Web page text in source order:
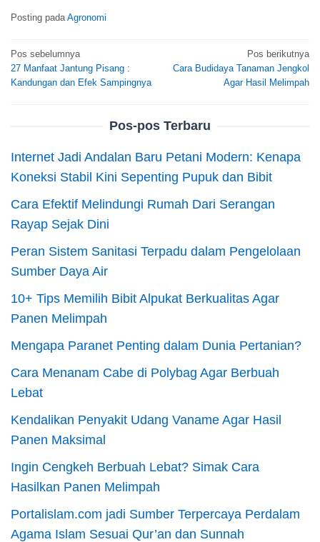
Posting padaAgronomi
Navigasi
pos
Pos sebelumnya
27 Manfaat Jantung Pisang :
Kandungan dan Efek Sampingnya
Pos berikutnya
Cara Budidaya Tanaman Jengkol
Agar Hasil Melimpah
Pos-pos Terbaru
Internet Jadi Andalan Baru Petani Modern: Kenapa
Koneksi Stabil Kini Sepenting Pupuk dan Bibit
Cara Efektif Melindungi Rumah Dari Serangan
Rayap Sejak Dini
Peran Sistem Sanitasi Terpadu dalam Pengelolaan
Sumber Daya Air
10+ Tips Memilih Bibit Alpukat Berkualitas Agar
Panen Melimpah
Mengapa Paranet Penting dalam Dunia Pertanian?
Cara Menanam Cabe di Polybag Agar Berbuah
Lebat
Kendalikan Penyakit Udang Vaname Agar Hasil
Panen Maksimal
Ingin Cengkeh Berbuah Lebat? Simak Cara
Hasilkan Panen Melimpah
Portalislam.com jadi Sumber Terpercaya Perdalam
Agama Islam Sesuai Qur’an dan Sunnah